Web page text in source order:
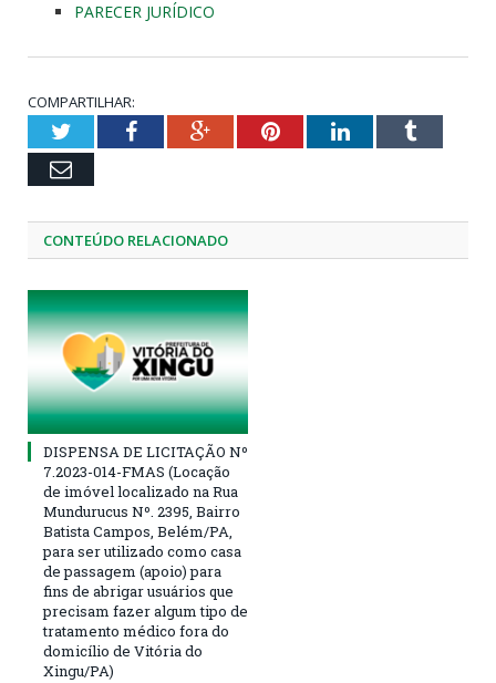
PARECER JURÍDICO
COMPARTILHAR:
TwitterFacebookGoogle+PinterestLinkedInTumblr
Email
CONTEÚDO RELACIONADO
DISPENSA DE LICITAÇÃO Nº
7.2023-014-FMAS (Locação
de imóvel localizado na Rua
Mundurucus Nº. 2395, Bairro
Batista Campos, Belém/PA,
para ser utilizado como casa
de passagem (apoio) para
fins de abrigar usuários que
precisam fazer algum tipo de
tratamento médico fora do
domicílio de Vitória do
Xingu/PA)